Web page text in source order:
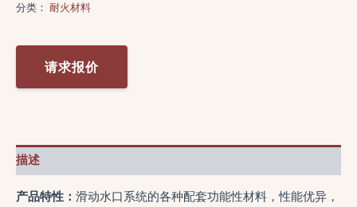
分类： 耐火材料
请求报价
描述
产品特性： 滑动水口系统的各种配套功能性材料，性能优异，